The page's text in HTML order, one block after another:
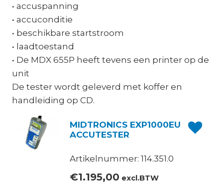
• accuspanning
• accuconditie
• beschikbare startstroom
• laadtoestand
• De MDX 655P heeft tevens een printer op de
unit
De tester wordt geleverd met koffer en
handleiding op CD.
MIDTRONICS EXP1000EU
ACCUTESTER
Artikelnummer: 114.351.0
€1.195,00 excl.BTW